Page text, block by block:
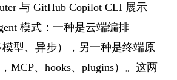
与 GitHub Copilot CLI 展示
模式：一种是云端编排
模型、异步），另一种是终端原
MCP、hooks、plugins）。这两